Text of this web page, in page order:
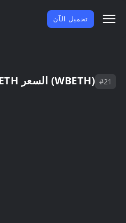
تحميل الآن
Wrapped Beacon ETH السعر (WBETH) #21